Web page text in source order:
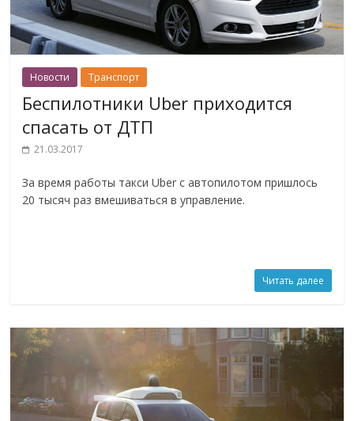
Новости Транспорт
Беспилотники Uber приходится
спасать от ДТП
21.03.2017
За время работы такси Uber с автопилотом пришлось
20 тысяч раз вмешиваться в управление.
Читать далее